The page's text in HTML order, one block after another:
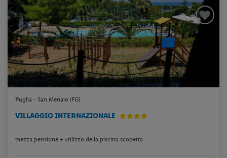
Puglia - San Menaio (FG)
VILLAGGIO INTERNAZIONALE
mezza pensione + utilizzo della piscina scoperta